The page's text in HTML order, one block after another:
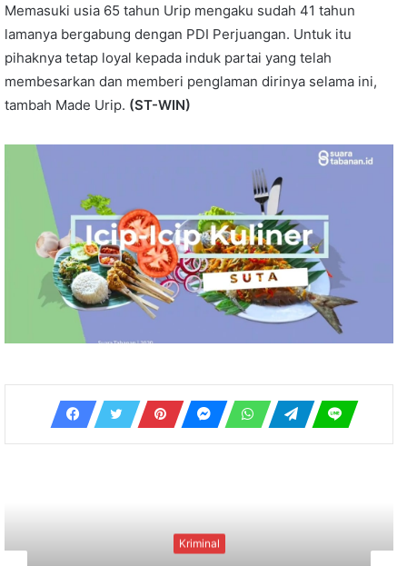
Memasuki usia 65 tahun Urip mengaku sudah 41 tahun
lamanya bergabung dengan PDI Perjuangan. Untuk itu
pihaknya tetap loyal kepada induk partai yang telah
membesarkan dan memberi penglaman dirinya selama ini,
tambah Made Urip. (ST-WIN)
Kriminal